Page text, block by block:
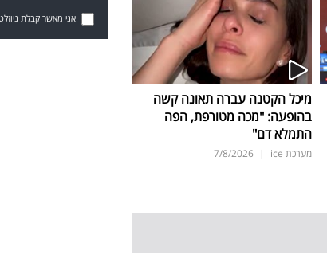
מיכל הקטנה עברה תאונה קשה
בהופעה: "מכה מטורפת, הפה
התמלא דם"
מערכת ice |
7/8/2026
אני מאשר קבלת